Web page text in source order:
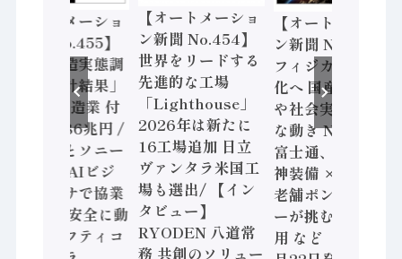
【オートメーショ
ン新聞 No.455】
「経済構造実態調
査二次集計結果」
2024年製造業 付
加価値額86兆円 /
三菱電機とソニー
セミコン AIビジ
ョンセンサで協業
/ IDEC、安全に動
かすセーフティコ
【オートメーショ
ン新聞 No.454】
世界をリードする
先進的な工場
「Lighthouse」
2026年は新たに
16工場追加 日立
ヴァンタラ米国工
場も選出/ 【イン
タビュー】
RYODEN 八道常
務 共創のソリュー
【オートメーショ
ン新聞 No.453】
フィジカルAI本格
化へ 国産AI開発
や社会実装に活発
な動き Noetra、
富士通、日立 / 兵
神装備 × HMS、
老舗ポンプメーカ
ーが挑むデータ活
用 など（2026年7